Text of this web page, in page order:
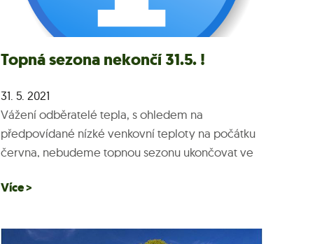
Topná sezona nekončí 31.5. !
31. 5. 2021
Vážení odběratelé tepla, s ohledem na
předpovídané nízké venkovní teploty na počátku
června, nebudeme topnou sezonu ukončovat ve
budou nadále v provozu, tak aby...
Více >